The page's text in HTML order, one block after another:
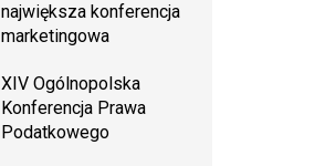
największa konferencja
marketingowa
XIV Ogólnopolska
Konferencja Prawa
Podatkowego